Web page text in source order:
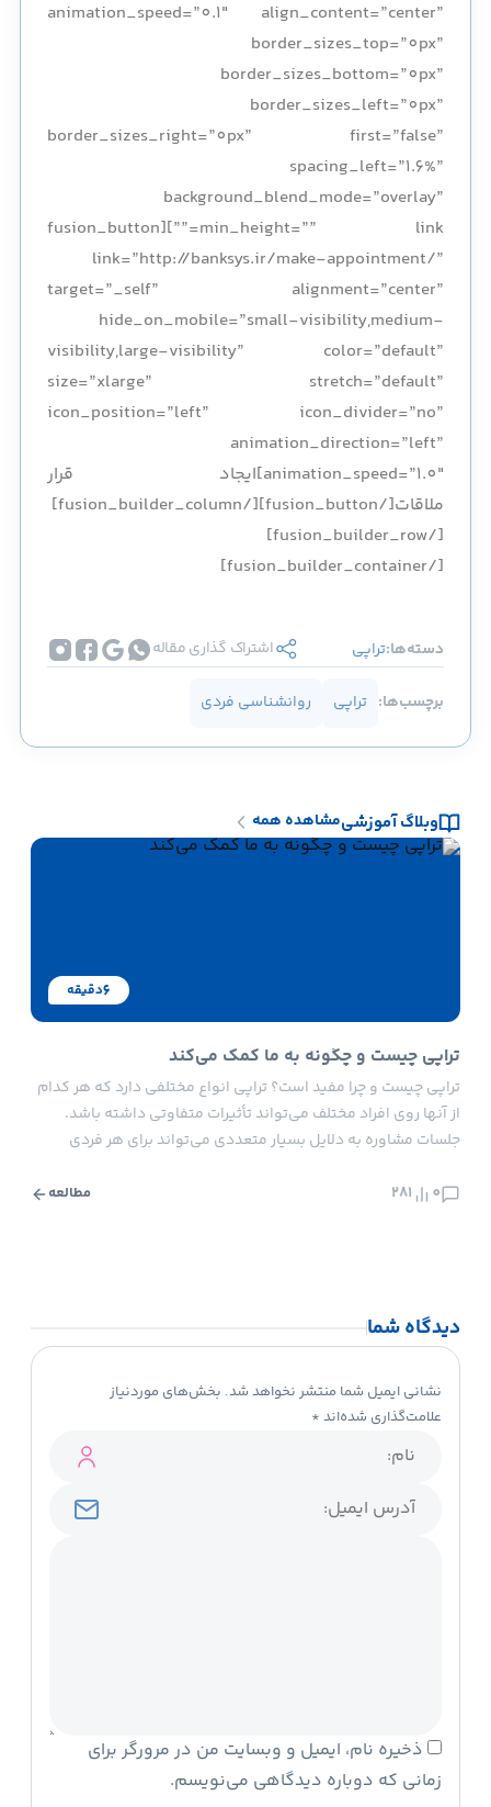
animation_speed=”0.1″ align_content=”center”
border_sizes_top=”0px”
border_sizes_bottom=”0px”
border_sizes_left=”0px”
border_sizes_right=”0px” first=”false”
spacing_left=”1.6%”
background_blend_mode=”overlay”
min_height=”” link=””][fusion_button
link=”http://banksys.ir/make-appointment/”
target=”_self” alignment=”center”
hide_on_mobile=”small-visibility,medium-
visibility,large-visibility” color=”default”
size=”xlarge” stretch=”default”
icon_position=”left” icon_divider=”no”
animation_direction=”left”
animation_speed=”1.0″]ایجاد قرار
ملاقات[/fusion_button][/fusion_builder_column]
[/fusion_builder_row]
[/fusion_builder_container]
دسته‌ها:تراپی اشتراک گذاری مقاله
برچسب‌ها: تراپی روانشناسی فردی
وبلاگ آموزشیمشاهده همه
6دقیقه
تراپی چیست و چگونه به ما کمک می‌کند
تراپی چیست و چرا مفید است؟ تراپی انواع مختلفی دارد که هر کدام
از آنها روی افراد مختلف می‌تواند تأثیرات متفاوتی داشته باشد.
جلسات مشاوره به دلایل بسیار متعددی می‌تواند برای هر فردی
مهارت های ارتباطی و اجتماعی و … دلایلی هستند که مفید بودن […]
0
281 مطالعه
دیدگاه شما
نشانی ایمیل شما منتشر نخواهد شد. بخش‌های موردنیاز
علامت‌گذاری شده‌اند *
ذخیره نام، ایمیل و وبسایت من در مرورگر برای
زمانی که دوباره دیدگاهی می‌نویسم.